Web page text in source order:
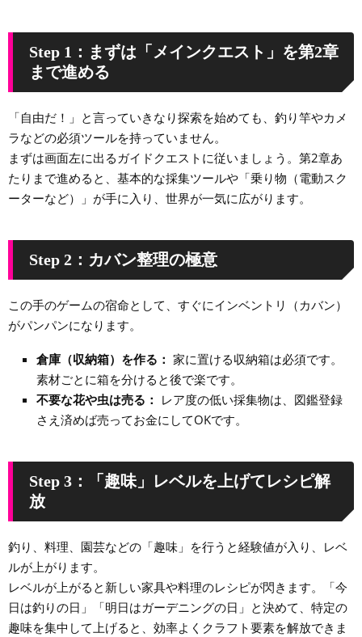
Step 1：まずは「メインクエスト」を第2章
まで進める
「自由だ！」と言っていきなり探索を始めても、釣り竿やカメ
ラなどの必須ツールを持っていません。
まずは画面左に出るガイドクエストに従いましょう。第2章あ
たりまで進めると、基本的な採集ツールや「乗り物（電動スク
ーターなど）」が手に入り、世界が一気に広がります。
Step 2：カバン整理の極意
この手のゲームの宿命として、すぐにインベントリ（カバン）
がパンパンになります。
倉庫（収納箱）を作る： 家に置ける収納箱は必須です。
素材ごとに箱を分けると後で楽です。
不要な花や虫は売る： レア度の低い採集物は、図鑑登録
さえ済めば売ってお金にしてOKです。
Step 3：「趣味」レベルを上げてレシピ解
放
釣り、料理、園芸などの「趣味」を行うと経験値が入り、レベ
ルが上がります。
レベルが上がると新しい家具や料理のレシピが閃きます。「今
日は釣りの日」「明日はガーデニングの日」と決めて、特定の
趣味を集中して上げると、効率よくクラフト要素を解放できま